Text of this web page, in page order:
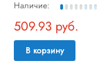
Наличие:
509.93 руб.
В корзину